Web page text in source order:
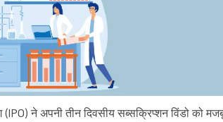
ने अपनी तीन दिवसीय सब्सक्रिप्शन विंडो को